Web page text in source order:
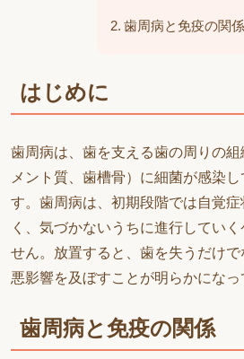
歯周病と免疫の関係
はじめに
歯周病は、歯を支える歯の周りの
メント質、歯槽骨）に細菌が感染
す。歯周病は、初期段階では自覚
く、気づかないうちに進行してい
せん。放置すると、歯を失うだけ
悪影響を及ぼすことが明らかになっ
歯周病と免疫の関係